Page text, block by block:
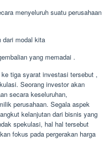
menyeluruh suatu perusahaan
dari modal kita
yang memadai .
tiga syarat investasi tersebut ,
Seorang investor akan
secara keseluruhan,
perusahaan. Segala aspek
kelanjutan dari bisnis yang
spekulasi, hal hal tersebut
fokus pada pergerakan harga